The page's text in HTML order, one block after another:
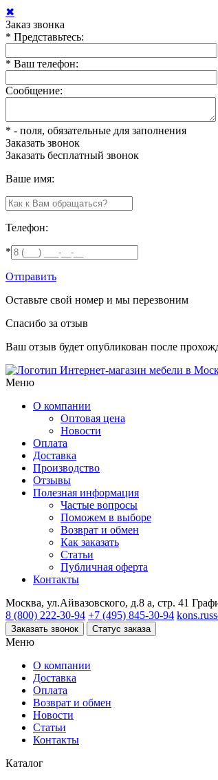
✖
Заказ звонка
* Представьтесь:
* Ваш телефон:
Сообщение:
* - поля, обязательные для заполнения
Заказать звонок
Заказать бесплатный звонок
Ваше имя:
Телефон:
*
Отправить
Оставьте свой номер и мы перезвоним
Спасибо за отзыв
Ваш отзыв будет опубликован после
Интернет-магазин мебели в
Меню
О компании
Оптовая цена
Новости
Оплата
Доставка
Производство
Отзывы
Полезная информация
Частые вопросы
Поможем в выборе
Возврат и обмен
Как заказать
Статьи
Публичная оферта
Контакты
Москва, ул.Айвазовского, д.8 а, стр. 41
8 (800) 222-30-94 +7 (495) 845-30-94
Заказать звонок Статус заказа
Меню
О компании
Доставка
Оплата
Возврат и обмен
Новости
Статьи
Контакты
Каталог